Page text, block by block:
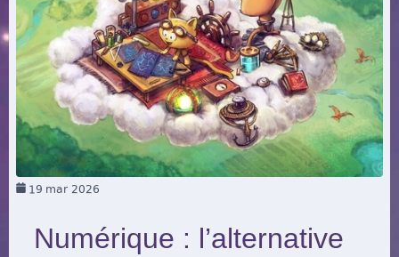
19 mar 2026
Numérique : l’alternative